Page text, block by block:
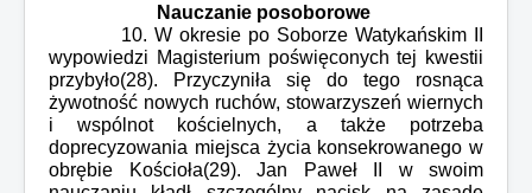
Nauczanie posoborowe
10. W okresie po Soborze Watykańskim II
wypowiedzi Magisterium poświęconych tej kwestii
przybyło(28). Przyczyniła się do tego rosnąca
żywotność nowych ruchów, stowarzyszeń wiernych
i wspólnot kościelnych, a także potrzeba
doprecyzowania miejsca życia konsekrowanego w
obrębie Kościoła(29). Jan Paweł II w swoim